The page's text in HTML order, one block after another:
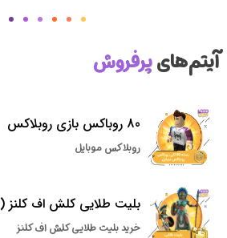
آیتم‌هایپرفروش
80 روباکس بازی روبلاکس
روبلاکس موبایل
بلیت طلایی کلش اف کلنز (3 دلاری)
خرید بلیت طلایی کلش اف کلنز